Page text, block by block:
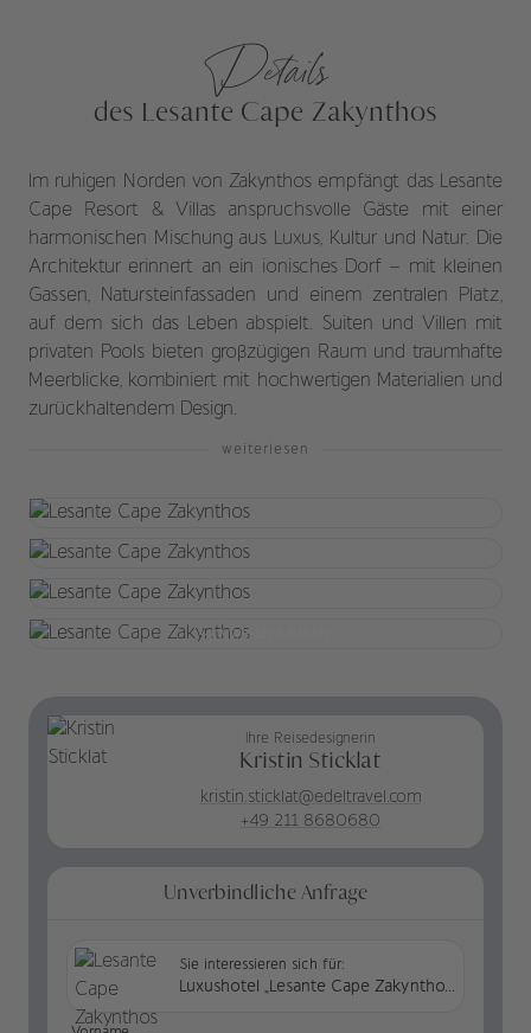
Details
des Lesante Cape Zakynthos
Im ruhigen Norden von Zakynthos empfängt das Lesante
Cape Resort & Villas anspruchsvolle Gäste mit einer
harmonischen Mischung aus Luxus, Kultur und Natur. Die
Architektur erinnert an ein ionisches Dorf – mit kleinen
Gassen, Natursteinfassaden und einem zentralen Platz,
auf dem sich das Leben abspielt. Suiten und Villen mit
privaten Pools bieten großzügigen Raum und traumhafte
Meerblicke, kombiniert mit hochwertigen Materialien und
zurückhaltendem Design.
weiterlesen
+37 weitere Bilder
Ihre Reisedesignerin
Kristin Sticklat
kristin.sticklat@edeltravel.com
+49 211 8680680
Unverbindliche Anfrage
Sie interessieren sich für: